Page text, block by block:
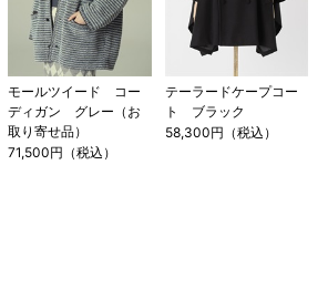
モールツイード コー
ディガン グレー（お
取り寄せ品）
71,500円（税込）
テーラードケープコー
ト ブラック
58,300円（税込）